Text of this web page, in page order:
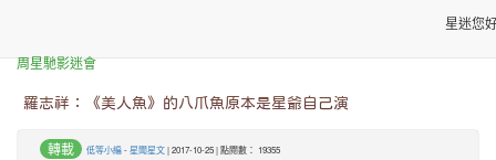
星迷您
周星馳影迷會
羅志祥：《美人魚》的八爪魚原本是星爺自己演
轉載 低等小編-星聞星文| 2017-10-25 | 點閱數： 19355